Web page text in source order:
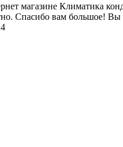
магазине Климатика
Спасибо вам большое!